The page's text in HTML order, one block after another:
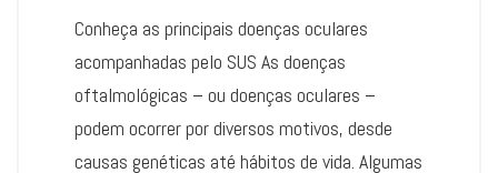
Conheça as principais doenças oculares
acompanhadas pelo SUS As doenças
oftalmológicas – ou doenças oculares –
podem ocorrer por diversos motivos, desde
causas genéticas até hábitos de vida. Algumas